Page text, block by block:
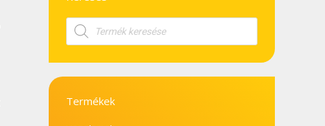
Products
search
Termékek